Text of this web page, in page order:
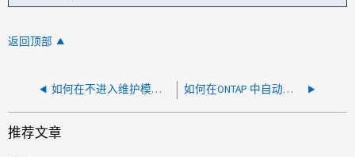
返回顶部
如何在不进入维护模式的情况下分配不属于HA对中任一节点的磁盘 如何在ONTAP 中自动将maxfiles设置为卷可以容纳的最大值
推荐文章